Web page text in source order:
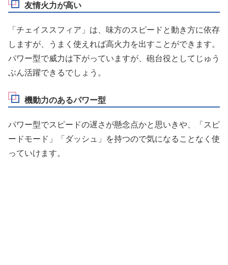
友情火力が高い
「チェイススフィア」は、味方のスピードと動き方に依存
しますが、うまく使えれば高火力を出すことができます。
パワー型で威力は下がっていますが、砲台役としてじゅう
ぶん活躍できるでしょう。
機動力のあるパワー型
パワー型でスピードの遅さが懸念点かと思いきや、「スピ
ードモード」「ダッシュ」を持つので気になることなく使
っていけます。